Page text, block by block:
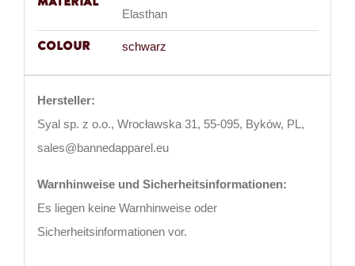
Elasthan
Colour schwarz
Hersteller:
Syal sp. z o.o., Wrocławska 31, 55-095, Byków, PL,
sales@bannedapparel.eu
Warnhinweise und Sicherheitsinformationen:
Es liegen keine Warnhinweise oder
Sicherheitsinformationen vor.